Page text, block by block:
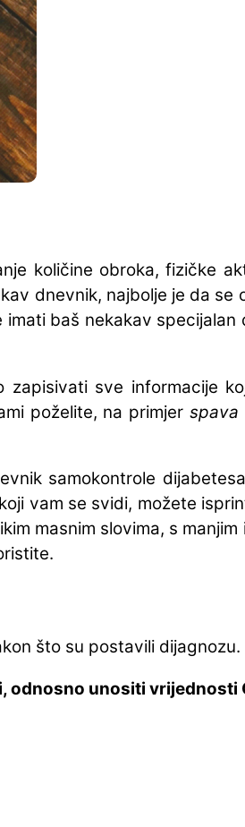
količine obroka, fizičke
dnevnik, najbolje je da se
baš nekakav
sve informacije
poželite, na primjer spava
samokontrole
vam se svidi, možete
masnim slovima, s manjim
što su postavili dijagnozu.
odnosno unositi vrijednosti